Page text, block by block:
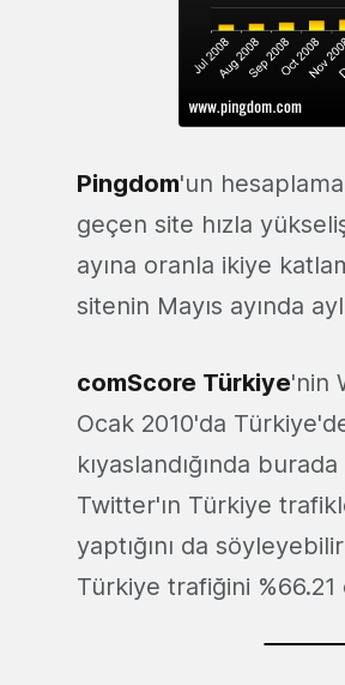
Pingdom'un
geçen site hızla
ayına oranla ikiye
sitenin Mayıs ayında
comScore Türkiye'nin
Ocak 2010'da
kıyaslandığında
Twitter'ın Türkiye
yaptığını da
Türkiye trafiğini %66.21